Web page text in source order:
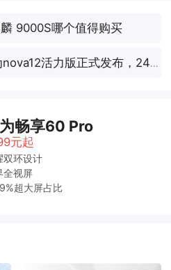
9000S哪个值得购买
活力版正式发布，2499元起售！
畅享60 Pro
元起
双环设计
全视屏
超大屏占比